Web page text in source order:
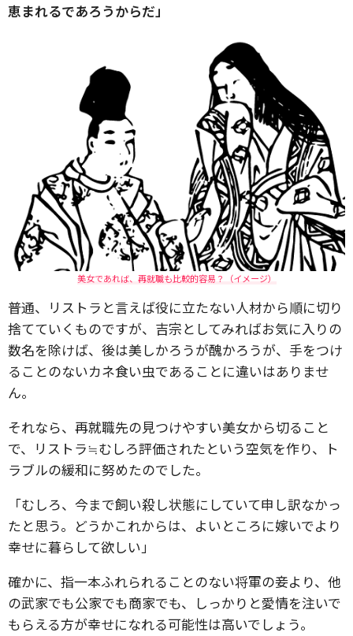
恵まれるであろうからだ」
美女であれば、再就職も比較的容易？（イメージ）
普通、リストラと言えば役に立たない人材から順に切り
捨てていくものですが、吉宗としてみればお気に入りの
数名を除けば、後は美しかろうが醜かろうが、手をつけ
ることのないカネ食い虫であることに違いはありませ
ん。
それなら、再就職先の見つけやすい美女から切ること
で、リストラ≒むしろ評価されたという空気を作り、ト
ラブルの緩和に努めたのでした。
「むしろ、今まで飼い殺し状態にしていて申し訳なかっ
たと思う。どうかこれからは、よいところに嫁いでより
幸せに暮らして欲しい」
確かに、指一本ふれられることのない将軍の妾より、他
の武家でも公家でも商家でも、しっかりと愛情を注いで
もらえる方が幸せになれる可能性は高いでしょう。